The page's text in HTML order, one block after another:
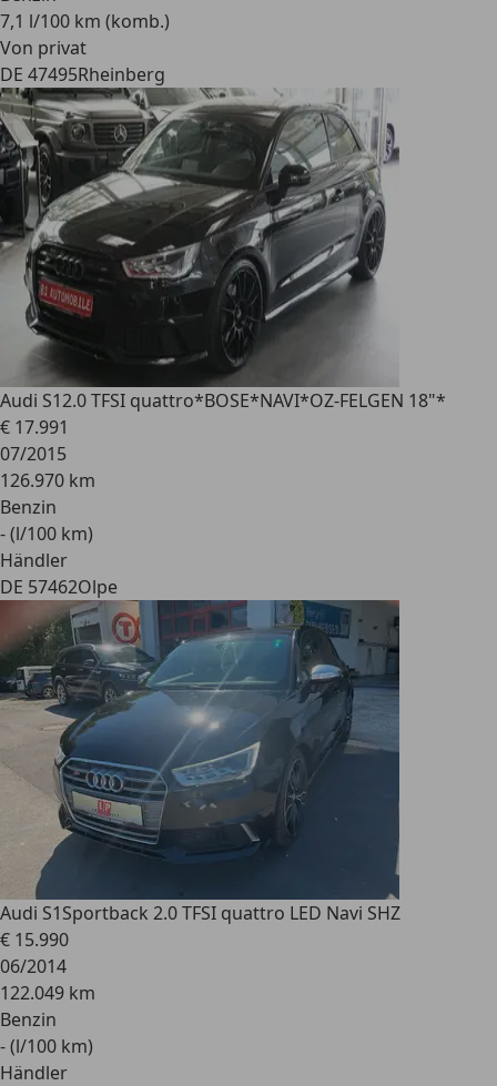
7,1 l/100 km (komb.)
Von privat
DE 47495Rheinberg
Audi S12.0 TFSI quattro*BOSE*NAVI*OZ-FELGEN 18"*
€ 17.991
07/2015
126.970 km
Benzin
- (l/100 km)
Händler
DE 57462Olpe
Audi S1Sportback 2.0 TFSI quattro LED Navi SHZ
€ 15.990
06/2014
122.049 km
Benzin
- (l/100 km)
Händler